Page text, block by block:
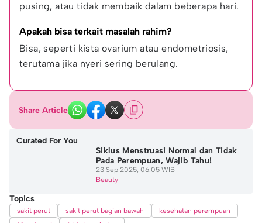
pusing, atau tidak membaik dalam beberapa hari.
Apakah bisa terkait masalah rahim?
Bisa, seperti kista ovarium atau endometriosis,
terutama jika nyeri sering berulang.
Share Article
Curated For You
Siklus Menstruasi Normal dan Tidak
Pada Perempuan, Wajib Tahu!
23 Sep 2025, 06:05 WIB
Beauty
Topics
sakit perut sakit perut bagian bawah
kesehatan perempuan